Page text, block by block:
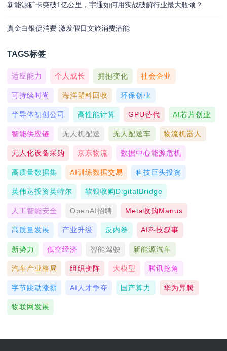
新能源矿卡突破1亿公里，宇通如何用实战破解行业最大瓶颈？
真金白银促消费 激发假日文旅消费潜能
TAGS标签
适应能力 个人成长 拥抱变化 社会企业
可持续时尚 海洋塑料回收 环保创业
半导体初创公司 高性能计算 GPU替代 AI芯片创业
智能供应链 无人机配送 无人配送车 物流机器人
无人化设备采购 京东物流 数据中心能源危机
高质量数据集 AI训练数据交易 科技巨头投资
英伟达投资英特尔 软银收购DigitalBridge
人工智能安全 OpenAI招聘 Meta收购Manus
高质量发展 产业升级 反内卷 AI科技叙事
新势力 低空经济 智能驾驶 新能源汽车
汽车产业格局 组织变阵 大模型 腾讯挖角
字节跳动涨薪 AI人才争夺 国产算力 华为昇腾
物联网发展